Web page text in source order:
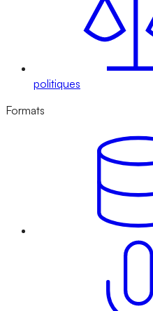
politiques
Formats